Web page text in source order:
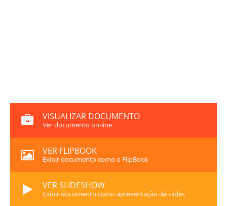
VISUALIZAR DOCUMENTO
Ver documento on-line
VER FLIPBOOK
Exibir documento como o FlipBook
VER SLIDESHOW
Exibir documento como apresentação de slides